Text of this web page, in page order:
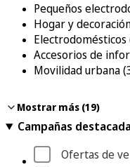
Pequeños
Hogar y
Electrodomésticos
Accesorios de
Movilidad urbana
Mostrar más (19)
Campañas
Ofertas de